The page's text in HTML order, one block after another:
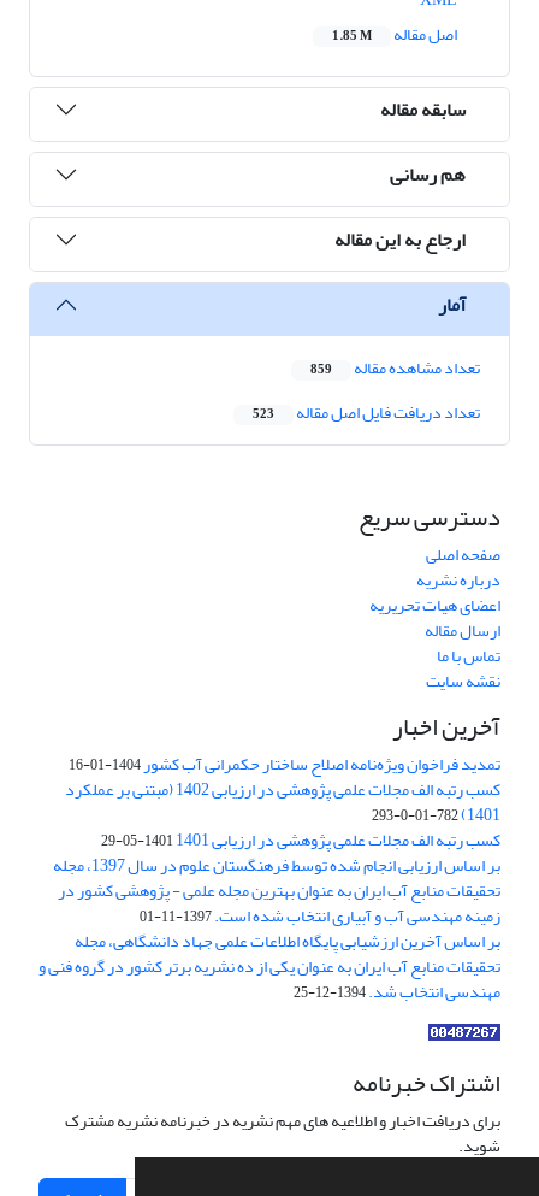
اصل مقاله
1.85 M
سابقه مقاله
هم رسانی
ارجاع به این مقاله
آمار
تعداد مشاهده مقاله 859
تعداد دریافت فایل اصل مقاله 523
دسترسی سریع
صفحه اصلی
درباره نشریه
اعضای هیات تحریریه
ارسال مقاله
تماس با ما
نقشه سایت
آخرین اخبار
تمدید فراخوان ویژه‌نامه اصلاح ساختار حکمرانی آب کشور1404-01-16
کسب رتبه الف مجلات علمی پژوهشی در ارزیابی 1402 (مبتنی بر عملکرد
1401)
782-01-0-293
کسب رتبه الف مجلات علمی پژوهشی در ارزیابی 1401 1401-05-29
بر اساس ارزیابی انجام شده توسط فرهنگستان علوم در سال 1397، مجله
تحقیقات منابع آب ایران به عنوان بهترین مجله علمی - پژوهشی کشور در
زمینه مهندسی آب و آبیاری انتخاب شده است.1397-11-01
بر اساس آخرین ارزشیابی پایگاه اطلاعات علمی جهاد دانشگاهی، مجله
تحقیقات منابع آب ایران به عنوان یکی از ده نشریه برتر کشور در گروه فنی و
مهندسی انتخاب شد.1394-12-25
اشتراک خبرنامه
برای دریافت اخبار و اطلاعیه های مهم نشریه در خبرنامه نشریه مشترک
شوید.